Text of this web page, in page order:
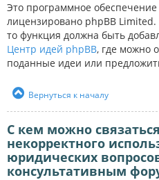
Это программное
лицензировано phpBB Limited.
то функция должна быть
Центр идей phpBB, где можно
поданные идеи или
Вернуться к началу
С кем можно
некорректного
юридических
консультативным